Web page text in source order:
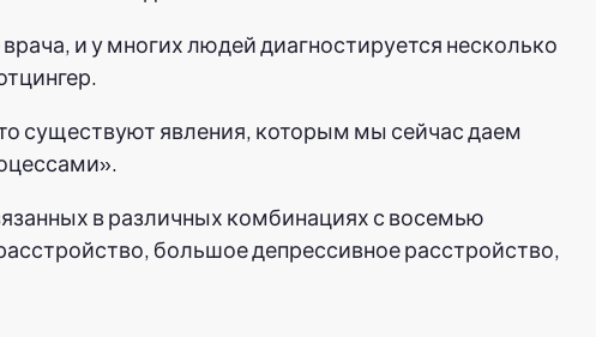
и у многих людей диагностируется несколько
существуют явления, которым мы сейчас даем
в различных комбинациях с восемью
большое депрессивное расстройство,